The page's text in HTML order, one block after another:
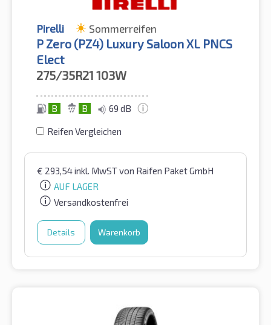
Pirelli Sommerreifen
P Zero (PZ4) Luxury Saloon XL PNCS
Elect
275/35R21 103W
B B 69 dB
Reifen Vergleichen
€ 293,54inkl. MwSTvon Raifen Paket GmbH
AUF LAGER
Versandkostenfrei
Details Warenkorb